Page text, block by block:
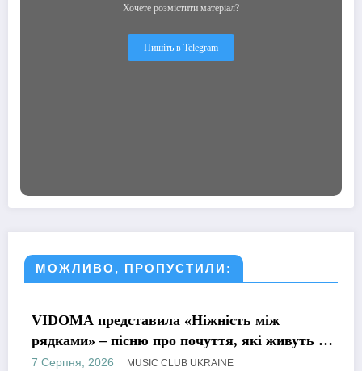
Хочете розмістити матеріал?
Пишіть в Telegram
МОЖЛИВО, ПРОПУСТИЛИ:
МУЗИКА
VIDOMA представила «Ніжність між
рядками» – пісню про почуття, які живуть у
мовчанні
7 Серпня, 2026 MUSIC CLUB UKRAINE